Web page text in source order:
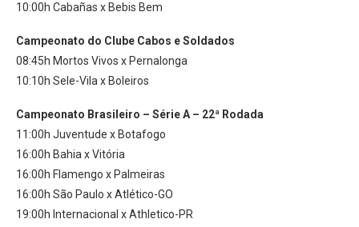
10:00h Cabañas x Bebis Bem
Campeonato do Clube Cabos e Soldados
08:45h Mortos Vivos x Pernalonga
10:10h Sele-Vila x Boleiros
Campeonato Brasileiro – Série A – 22ª Rodada
11:00h Juventude x Botafogo
16:00h Bahia x Vitória
16:00h Flamengo x Palmeiras
16:00h São Paulo x Atlético-GO
19:00h Internacional x Athletico-PR